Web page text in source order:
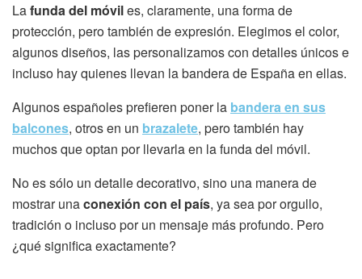
Lafunda del móviles, claramente, una forma de
protección, pero también de expresión. Elegimos el color,
algunos diseños, las personalizamos con detalles únicos e
incluso hay quienes llevan la bandera de España en ellas.
Algunos españoles prefieren poner la bandera en sus
balcones, otros en un brazalete, pero también hay
muchos que optan por llevarla en la funda del móvil.
No es sólo un detalle decorativo, sino una manera de
mostrar unaconexión con el país, ya sea por orgullo,
tradición o incluso por un mensaje más profundo. Pero
¿qué significa exactamente?